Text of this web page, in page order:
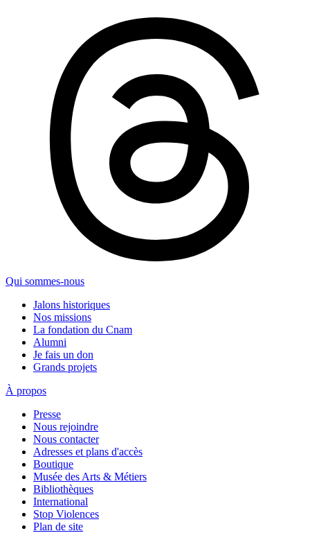
Qui sommes-nous
Jalons historiques
Nos missions
La fondation du Cnam
Alumni
Je fais un don
Grands projets
À propos
Presse
Nous rejoindre
Nous contacter
Adresses et plans d'accès
Boutique
Musée des Arts & Métiers
Bibliothèques
International
Stop Violences
Plan de site